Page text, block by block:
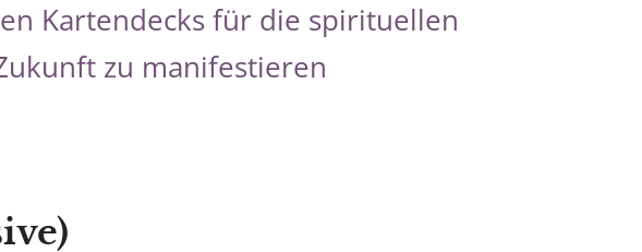
Kartendecks für die spirituellen
zu manifestieren